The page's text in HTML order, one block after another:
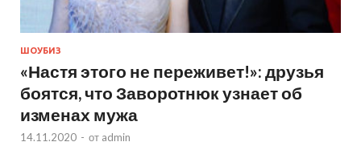
ШОУБИЗ
«Настя этого не переживет!»: друзья
боятся, что Заворотнюк узнает об
изменах мужа
14.11.2020 - от admin